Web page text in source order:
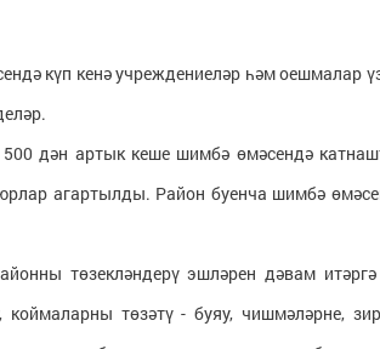
күп кенә учреждениеләр һәм оешмалар
дән артык кеше шимбә өмәсендә
агартылды. Район буенча шимбә
төзекләндерү эшләрен дәвам
төзәтү - буяу, чишмәләрне,